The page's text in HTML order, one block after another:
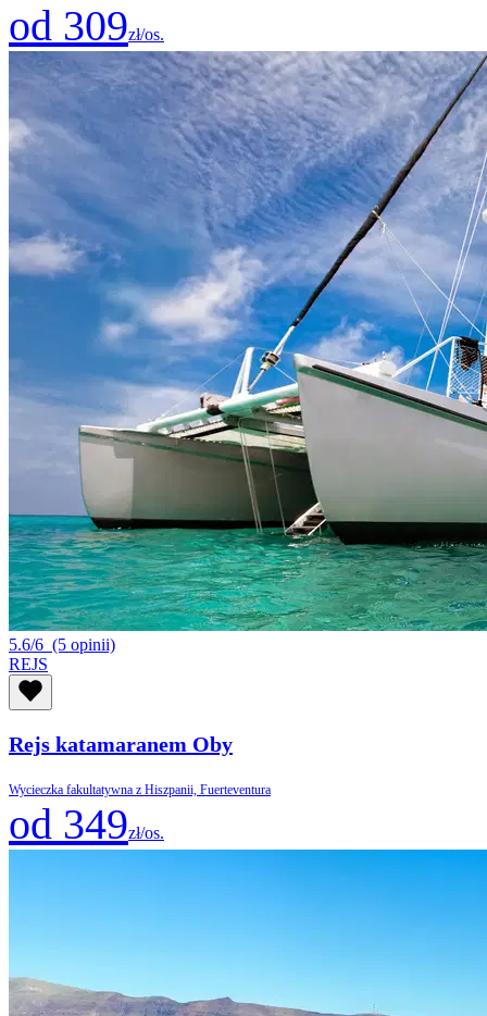
od 309zł/os.
5.6/6 (5 opinii)
REJS
Rejs katamaranem Oby
Wycieczka fakultatywna z Hiszpanii, Fuerteventura
od 349zł/os.